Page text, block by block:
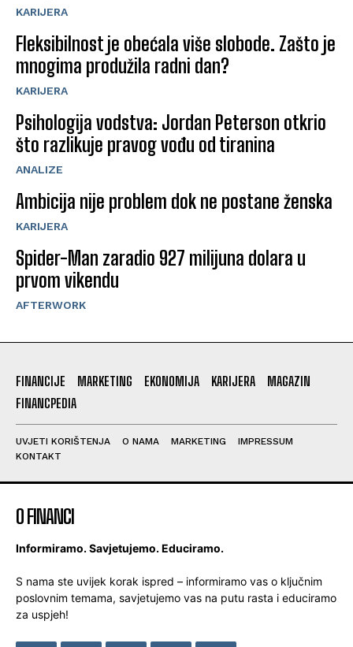
KARIJERA
Fleksibilnost je obećala više slobode. Zašto je
mnogima produžila radni dan?
KARIJERA
Psihologija vodstva: Jordan Peterson otkrio
što razlikuje pravog vođu od tiranina
ANALIZE
Ambicija nije problem dok ne postane ženska
KARIJERA
Spider-Man zaradio 927 milijuna dolara u
prvom vikendu
AFTERWORK
FINANCIJE MARKETING EKONOMIJA KARIJERA
MAGAZIN
FINANCPEDIA
UVJETI KORIŠTENJA O NAMA MARKETING
IMPRESSUM
KONTAKT
O FINANCI
Informiramo. Savjetujemo. Educiramo.
S nama ste uvijek korak ispred – informiramo vas o ključnim
poslovnim temama, savjetujemo vas na putu rasta i educiramo
za uspjeh!